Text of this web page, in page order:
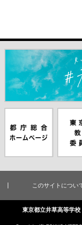
＃だから都立高（別
ムページ（別
ウインドウが
員会
ンド
このサイトについ
東京都立井草高等学